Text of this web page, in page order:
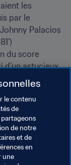
les
par le
Palacios
du score
d’un astucieux
de la
le Honduras
rachat attend
avec le plein
le contenu
de
de notre
et de
en
une